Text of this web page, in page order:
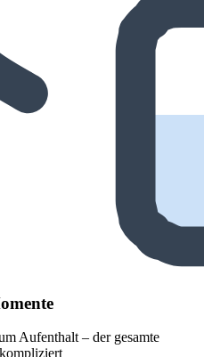
Aufenthalt – der gesamte